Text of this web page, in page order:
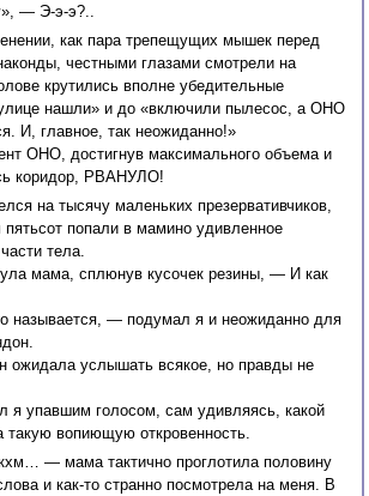
— Э-э-э?..
как пара трепещущих мышек перед
честными глазами смотрели на
крутились вполне убедительные
нашли» и до «включили пылесос, а ОНО
И, главное, так неожиданно!»
ОНО, достигнув максимального объема и
коридор, РВАНУЛО!
на тысячу маленьких презервативчиков,
попали в мамино удивленное
тела.
мама, сплюнув кусочек резины, — И как
называется, — подумал я и неожиданно для
ожидала услышать всякое, но правды не
я упавшим голосом, сам удивляясь, какой
такую вопиющую откровенность.
— мама тактично проглотила половину
и как-то странно посмотрела на меня. В